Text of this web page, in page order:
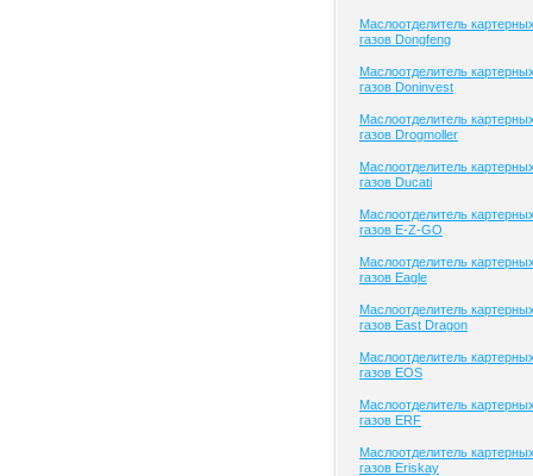
Маслоотделитель
газов Dongfeng
Маслоотделитель
газов Doninvest
Маслоотделитель
газов Drogmoller
Маслоотделитель
газов Ducati
Маслоотделитель
газов E-Z-GO
Маслоотделитель
газов Eagle
Маслоотделитель
газов East Dragon
Маслоотделитель
газов EOS
Маслоотделитель
газов ERF
Маслоотделитель
газов Eriskay